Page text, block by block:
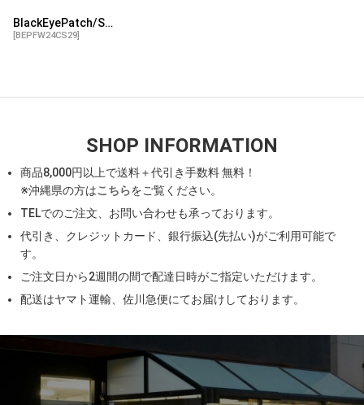
BlackEyePatch/SPRAYED OG LABEL HOODIE（BLACK）
[BEPFW24CS29]
SHOP INFORMATION
商品8,000円以上で送料＋代引き手数料 無料！
※沖縄県の方はこちらをご覧ください。
TELでのご注文、お問い合わせも承っております。
代引き、クレジットカード、銀行振込(先払い)がご利用可能で
す。
ご注文日から2週間の間で配達日時がご指定いただけます。
配送はヤマト運輸、佐川急便にてお届けしております。